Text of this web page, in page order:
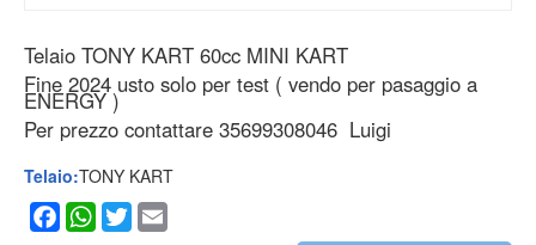
Telaio TONY KART 60cc MINI KART
Fine 2024 usto solo per test ( vendo per pasaggio a
ENERGY )
Per prezzo contattare 35699308046 Luigi
Telaio:TONY KART
Facebook
WhatsApp
Twitter